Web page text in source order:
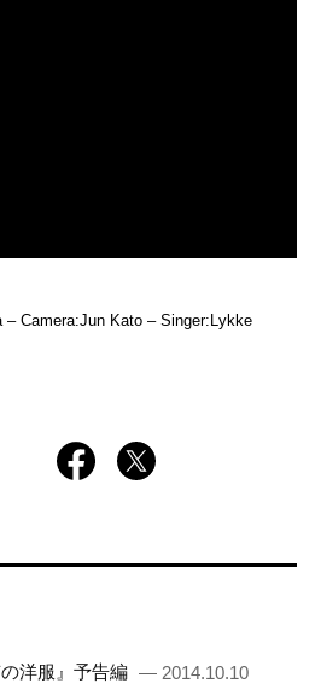
– Camera:Jun Kato – Singer:Lykke
洋服』予告編 — 2014.10.10